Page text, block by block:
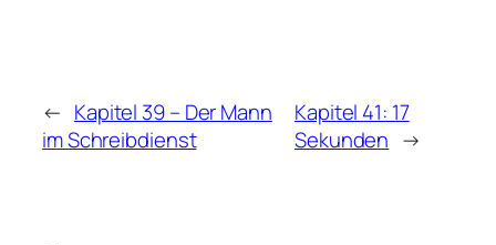
← Kapitel 39 – Der Mann
im Schreibdienst
Kapitel 41: 17
Sekunden →